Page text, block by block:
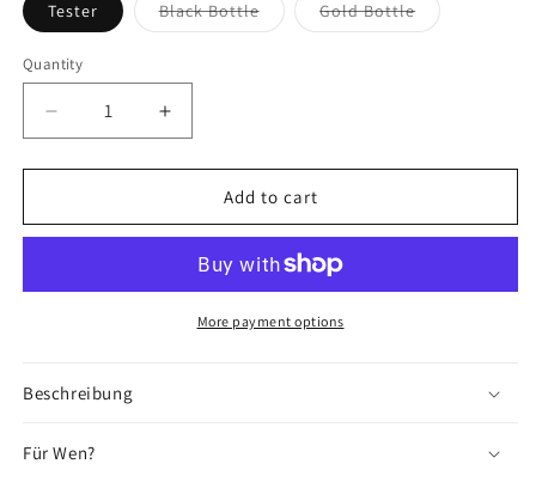
Tester Black BottleVariant
sold
Gold BottleVariant
sold
Quantity
Decrease
quantity
for
GM
Increase
quantity
for
GM
Add to cart
More payment options
Beschreibung
Für Wen?